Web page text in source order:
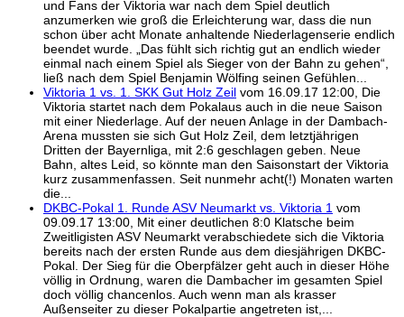
und Fans der Viktoria war nach dem Spiel deutlich
anzumerken wie groß die Erleichterung war, dass die nun
schon über acht Monate anhaltende Niederlagenserie endlich
beendet wurde. „Das fühlt sich richtig gut an endlich wieder
einmal nach einem Spiel als Sieger von der Bahn zu gehen“,
ließ nach dem Spiel Benjamin Wölfing seinen Gefühlen...
Viktoria 1 vs. 1. SKK Gut Holz Zeil vom 16.09.17 12:00, Die
Viktoria startet nach dem Pokalaus auch in die neue Saison
mit einer Niederlage. Auf der neuen Anlage in der Dambach-
Arena mussten sie sich Gut Holz Zeil, dem letztjährigen
Dritten der Bayernliga, mit 2:6 geschlagen geben. Neue
Bahn, altes Leid, so könnte man den Saisonstart der Viktoria
kurz zusammenfassen. Seit nunmehr acht(!) Monaten warten
die...
DKBC-Pokal 1. Runde ASV Neumarkt vs. Viktoria 1 vom
09.09.17 13:00, Mit einer deutlichen 8:0 Klatsche beim
Zweitligisten ASV Neumarkt verabschiedete sich die Viktoria
bereits nach der ersten Runde aus dem diesjährigen DKBC-
Pokal. Der Sieg für die Oberpfälzer geht auch in dieser Höhe
völlig in Ordnung, waren die Dambacher im gesamten Spiel
doch völlig chancenlos. Auch wenn man als krasser
Außenseiter zu dieser Pokalpartie angetreten ist,...